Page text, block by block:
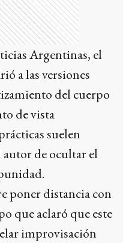
Argentinas, el
a las versiones
del cuerpo
de vista
suelen
de ocultar el
poner distancia con
que aclaró que este
improvisación